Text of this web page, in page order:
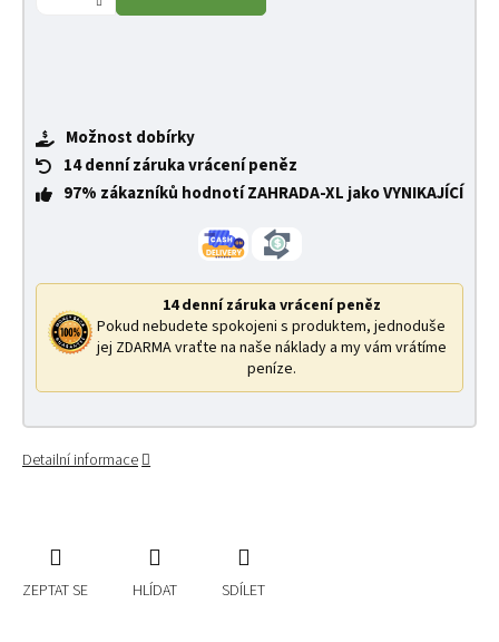
Možnost dobírky
14 denní záruka vrácení peněz
97% zákazníků hodnotí ZAHRADA-XL jako VYNIKAJÍCÍ
14 denní záruka vrácení peněz
Pokud nebudete spokojeni s produktem, jednoduše
jej ZDARMA vraťte na naše náklady a my vám vrátíme
peníze.
Detailní informace
ZEPTAT SE HLÍDAT SDÍLET